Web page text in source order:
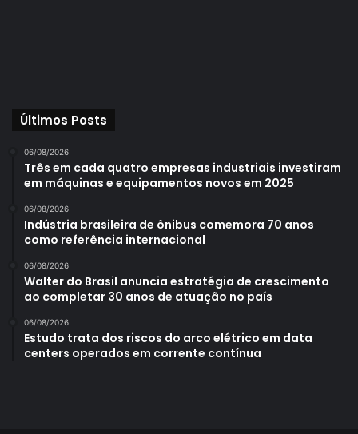
Últimos Posts
06/08/2026
Três em cada quatro empresas industriais investiram
em máquinas e equipamentos novos em 2025
06/08/2026
Indústria brasileira de ônibus comemora 70 anos
como referência internacional
06/08/2026
Walter do Brasil anuncia estratégia de crescimento
ao completar 30 anos de atuação no país
06/08/2026
Estudo trata dos riscos do arco elétrico em data
centers operados em corrente contínua